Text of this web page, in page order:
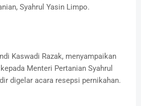
Syahrul Yasin Limpo.
Kaswadi Razak, menyampaikan
Menteri Pertanian Syahrul
digelar acara resepsi pernikahan.